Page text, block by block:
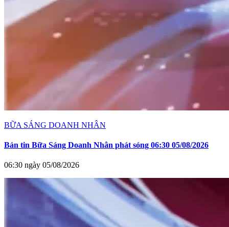
BỮA SÁNG DOANH NHÂN
Bản tin Bữa Sáng Doanh Nhân phát sóng 06:30 05/08/2026
06:30 ngày 05/08/2026